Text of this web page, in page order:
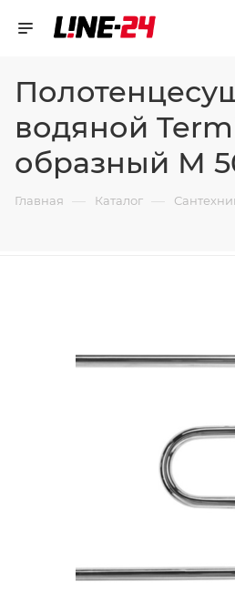
водяной
образный М
Главная — Каталог —